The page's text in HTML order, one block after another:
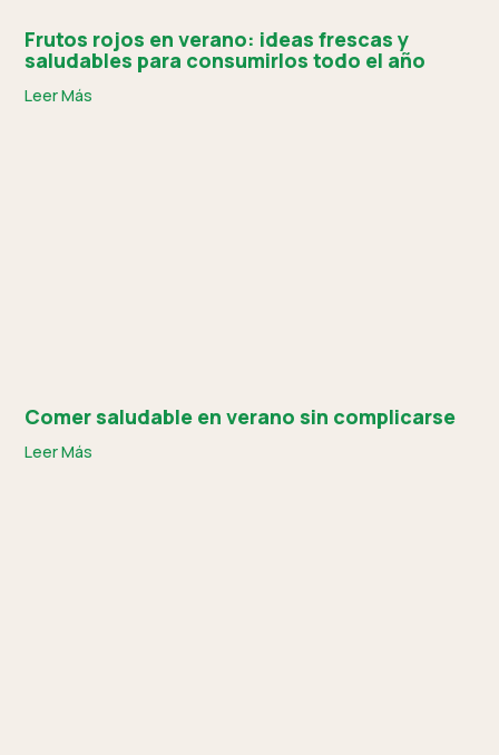
Frutos rojos en verano: ideas frescas y
saludables para consumirlos todo el año
Leer Más
Comer saludable en verano sin complicarse
Leer Más